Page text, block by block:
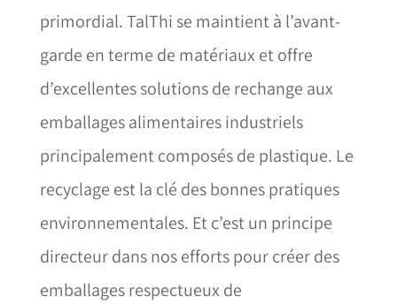
primordial. TalThi se maintient à l’avant-
garde en terme de matériaux et offre
d’excellentes solutions de rechange aux
emballages alimentaires industriels
principalement composés de plastique. Le
recyclage est la clé des bonnes pratiques
environnementales. Et c’est un principe
directeur dans nos efforts pour créer des
emballages respectueux de